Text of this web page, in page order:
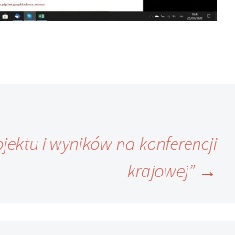
i wyników na konferencji
krajowej” →